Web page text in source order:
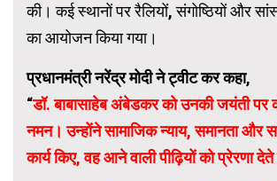
की। कई स्थानों पर रैलियों, संगोष्ठियों और
का आयोजन किया गया।
प्रधानमंत्री नरेंद्र मोदी ने ट्वीट कर कहा,
“डॉ. बाबासाहेब अंबेडकर को उनकी जयंती पर
नमन। उन्होंने सामाजिक न्याय, समानता और
कार्य किए, वह आने वाली पीढ़ियों को प्रेरणा